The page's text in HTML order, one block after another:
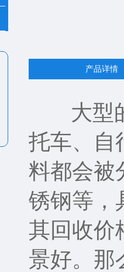
产品详情
大型
托车、自
料都会被
锈钢等，
其回收价
景好。那